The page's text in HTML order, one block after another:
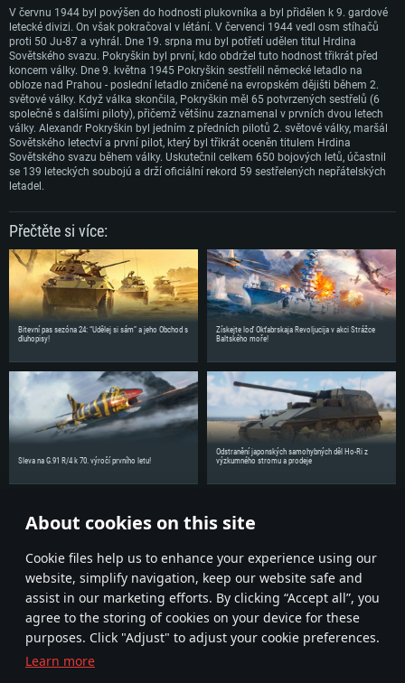
About cookies on this site
Сookie files help us to enhance your experience using our
website, simplify navigation, keep our website safe and
assist in our marketing efforts. By clicking “Accept all”, you
agree to the storing of cookies on your device for these
purposes. Click "Adjust" to adjust your cookie preferences.
Learn more
OS: Windows 10/11 (64bitový)
Procesor: Intel Core i5 nebo Ryzen 5 3600 a lepší
Operační paměť: 16 GB
Grafická karta: podpora DirectX 11: Nvidia GeForce 1060 a lepší, Radeon RX
570 a lepší
Připojení: Širokopásmové připojení
Místo na disku: 62,2 GB
OS: Mac OS Big Sur 11.0 nebo novější
Procesor: Core i7 (Intel Xeon není podporován)
Operační paměť: 8 GB
Grafická karta: Radeon Vega II nebo výkonnější s podporou Metal.
Připojení: Širokopásmové připojení
Místo na disku: 62,2 GB
Doporučené
OS: Ubuntu 20.04 64bit
Procesor: Intel Core i7
Operační paměť: 16 GB
Grafická karta: NVIDIA 1060 s nejnovějšími proprietárními ovladači (ne
staršími, než půl roku) / srovnatelná karta AMD (Radeon RX 570) s
nejnovějšími proprietárními ovladači (ne staršími, než půl roku) a s
podporou Vulcan.
Připojení: Širokopásmové připojení
V červnu 1944 byl povýšen do hodnosti plukovníka a byl přidělen k 9. gardové
letecké divizi. On však pokračoval v létání. V červenci 1944 vedl osm stíhačů
proti 50 Ju-87 a vyhrál. Dne 19. srpna mu byl potřetí udělen titul Hrdina
Sovětského svazu. Pokryškin byl první, kdo obdržel tuto hodnost třikrát před
koncem války. Dne 9. května 1945 Pokryškin sestřelil německé letadlo na
obloze nad Prahou - poslední letadlo zničené na evropském dějišti během 2.
světové války. Když válka skončila, Pokryškin měl 65 potvrzených sestřelů (6
společně s dalšími piloty), přičemž většinu zaznamenal v prvních dvou letech
války. Alexandr Pokryškin byl jedním z předních pilotů 2. světové války, maršál
Sovětského letectví a první pilot, který byl třikrát oceněn titulem Hrdina
Sovětského svazu během války. Uskutečnil celkem 650 bojových letů, účastnil
se 139 leteckých soubojú a drží oficiální rekord 59 sestřelených nepřátelských
letadel.
Přečtěte si více:
Bitevní pas sezóna 24: “Udělej si sám” a jeho Obchod s
dluhopisy!
Získejte loď Okťabrskaja Revoljucija v akci Strážce
Baltského moře!
Sleva na G.91 R/4 k 70. výročí prvního letu!
Odstranění japonských samohybných děl Ho-Ri z
výzkumného stromu a prodeje
Sdílejte novinky se svými přáteli!